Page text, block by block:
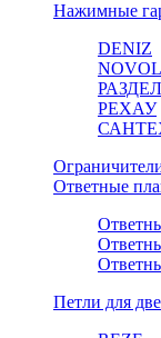
Нажимные
DENIZ
РЕХАУ
Ответные
Петли для